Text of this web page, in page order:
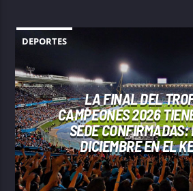
DEPORTES
LA FINAL DEL
CAMPEONES 2026
SEDE CONFIRMADAS:
DICIEMBRE EN EL